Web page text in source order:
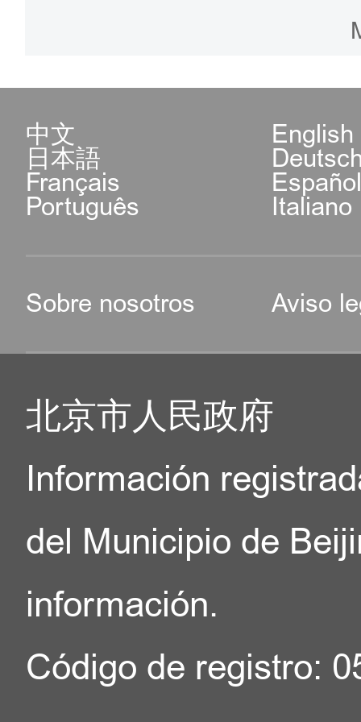
2. Centro de Servicio
Dirección: unidad
calle Jiangtai
viernes.
3. Centro de Servicio
Distrito Haidian (Nota:
(piso 2,Centro de
Distrito Haidian,
Humanos de
Plazo de tramitación: 3
中文 English
日本語
Français
Português Italiano
Sobre nosotros Aviso
北京市人民政府
Información
del Municipio de
información.
Código de registro: